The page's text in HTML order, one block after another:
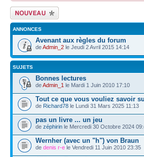
Ecrire un nouveau
sujet
ANNONCES
Avenant aux règles du forum
deAdmin_2 le Jeudi 2 Avril 2015 14:14
SUJETS
Bonnes lectures
deAdmin_1 le Mardi 1 Juin 2010 17:10
Tout ce que vous vouliez savoir
de Richard78 le Lundi 31 Mars 2025 11:13
pas un livre ... un jeu
de zéphirin le Mercredi 30 Octobre 2024
Wernher (avec un "h") von Braun
de denis r-e le Vendredi 11 Juin 2010 23:35